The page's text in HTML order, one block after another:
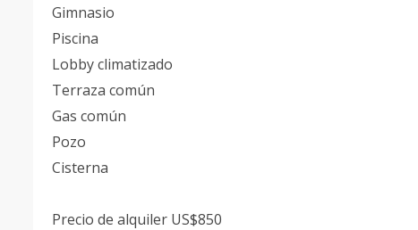
Gimnasio
Piscina
Lobby climatizado
Terraza común
Gas común
Pozo
Cisterna
Precio de alquiler US$850